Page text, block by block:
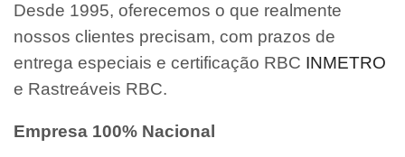
Desde 1995, oferecemos o que realmente
nossos clientes precisam, com prazos de
entrega especiais e certificação RBC INMETRO
e Rastreáveis RBC.
Empresa 100% Nacional